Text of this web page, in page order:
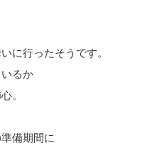
に行ったそうです。
るか
。
備期間に